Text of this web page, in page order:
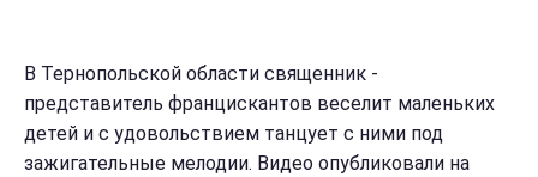
В Тернопольской области священник -
представитель францискантов веселит маленьких
детей и с удовольствием танцует с ними под
зажигательные мелодии. Видео опубликовали на